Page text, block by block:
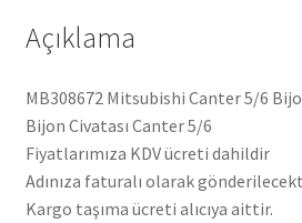
Açıklama
MB308672 Mitsubishi Canter 5/6
Bijon Civatası Canter 5/6
Fiyatlarımıza KDV ücreti dahildir
Adınıza faturalı olarak
Kargo taşıma ücreti alıcıya aittir.